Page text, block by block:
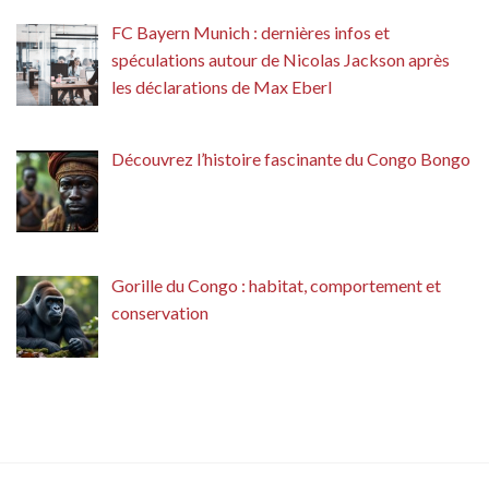
FC Bayern Munich : dernières infos et
spéculations autour de Nicolas Jackson après
les déclarations de Max Eberl
Découvrez l’histoire fascinante du Congo Bongo
Gorille du Congo : habitat, comportement et
conservation